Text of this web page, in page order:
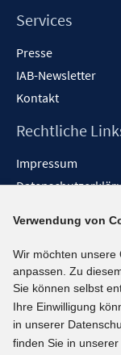
Services
Presse
IAB-Newsletter
Kontakt
Rechtliche
Impressum
Barrieren melden
Social-Media-
BlueSky
YouTube
LinkedIn
Verwendung von
Wir möchten unsere
anpassen. Zu
Sie können selbst
Ihre Einwilligung
in unserer
finden Sie in unserer